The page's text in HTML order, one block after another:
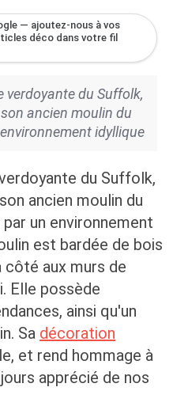
— ajoutez-nous à vos
déco dans votre fil
verdoyante du Suffolk,
ancien moulin du
idyllique
du Suffolk,
ancien moulin du
un environnement
est bardée de bois
côté aux murs de
Elle possède
ainsi qu'un
Sa décoration
et rend hommage à
apprécié de nos